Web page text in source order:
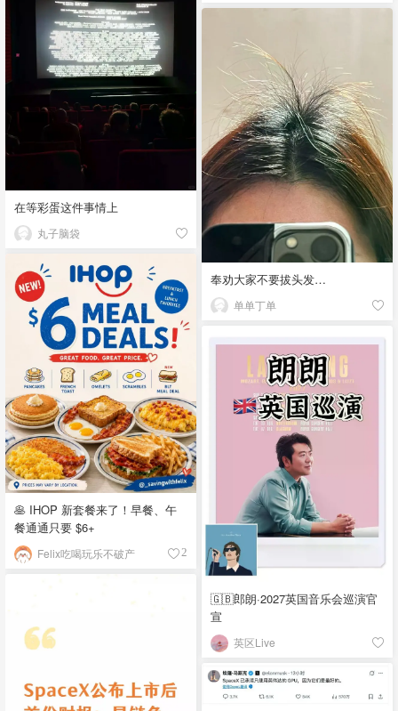
在等彩蛋这件事情上
丸子脑袋
奉劝大家不要拔头发…
单单丁单
🥞 IHOP 新套餐来了！早餐、午
餐通通只要 $6+
Felix吃喝玩乐不破产 2
🇬🇧郎朗·2027英国音乐会巡演官
宣
英区Live